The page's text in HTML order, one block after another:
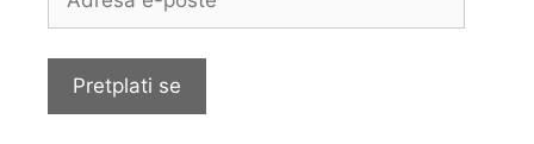
e-
Pretplati se